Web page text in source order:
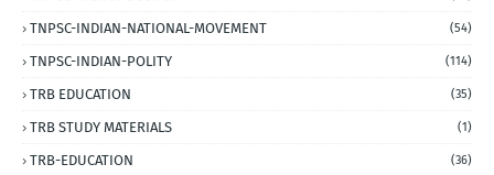
TNPSC-INDIAN-NATIONAL-MOVEMENT (54)
TNPSC-INDIAN-POLITY (114)
TRB EDUCATION (35)
TRB STUDY MATERIALS (1)
TRB-EDUCATION (36)